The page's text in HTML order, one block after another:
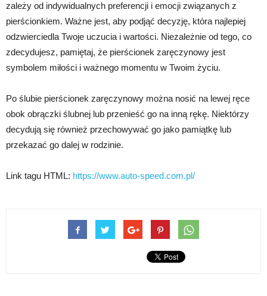
zależy od indywidualnych preferencji i emocji związanych z
pierścionkiem. Ważne jest, aby podjąć decyzję, która najlepiej
odzwierciedla Twoje uczucia i wartości. Niezależnie od tego, co
zdecydujesz, pamiętaj, że pierścionek zaręczynowy jest
symbolem miłości i ważnego momentu w Twoim życiu.
Po ślubie pierścionek zaręczynowy można nosić na lewej ręce
obok obrączki ślubnej lub przenieść go na inną rękę. Niektórzy
decydują się również przechowywać go jako pamiątkę lub
przekazać go dalej w rodzinie.
Link tagu HTML: https://www.auto-speed.com.pl/